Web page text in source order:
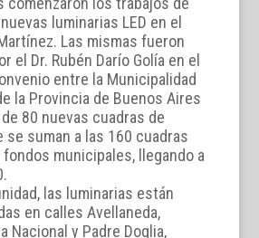
luminarias LED en el
Las mismas fueron
el Dr. Rubén Darío Golía en el
entre la Municipalidad
la Provincia de Buenos Aires
80 nuevas cuadras de
se suman a las 160 cuadras
municipales, llegando a
las luminarias están
en calles Avellaneda,
Nacional y Padre Doglia,